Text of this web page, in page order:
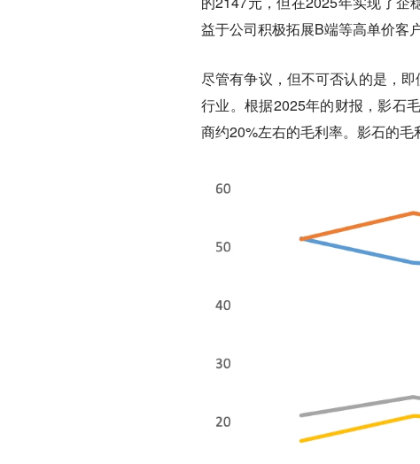
益于公司积极拓展B端等高单价客
尽管有争议，但不可否认的是，
行业。根据2025年的财报，影石
商约20%左右的毛利率。影石的毛